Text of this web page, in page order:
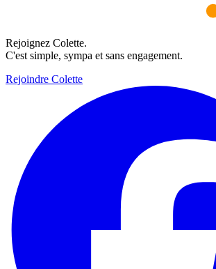
Rejoignez Colette.
C'est simple, sympa et sans engagement.
Rejoindre Colette